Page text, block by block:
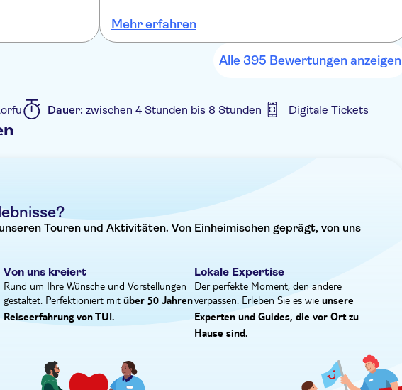
ein Mittagessen mit griechischen Spezialitäten und Getränken auf Sie
zur Seite, die sich um alle Ihre Bedürfnisse kümmert und Ihnen
Mehr erfahren
Alle 395 Bewertungen anzeigen
Dauer: zwischen 4 Stunden bis 8 Stunden Digitale Tickets
Touren und Aktivitäten. Von Einheimischen geprägt, von uns
Von uns kreiert
Rund um Ihre Wünsche und Vorstellungen
gestaltet. Perfektioniert mitüber 50 Jahren
Reiseerfahrung von TUI.
Lokale Expertise
Der perfekte Moment, den andere
verpassen. Erleben Sie es wie unsere
Experten und Guides, die vor Ort zu
Hause sind.